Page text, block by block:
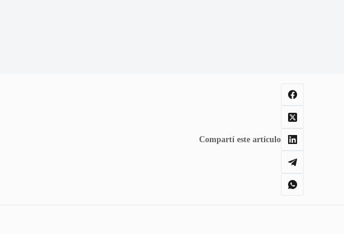
Compartí este artículo